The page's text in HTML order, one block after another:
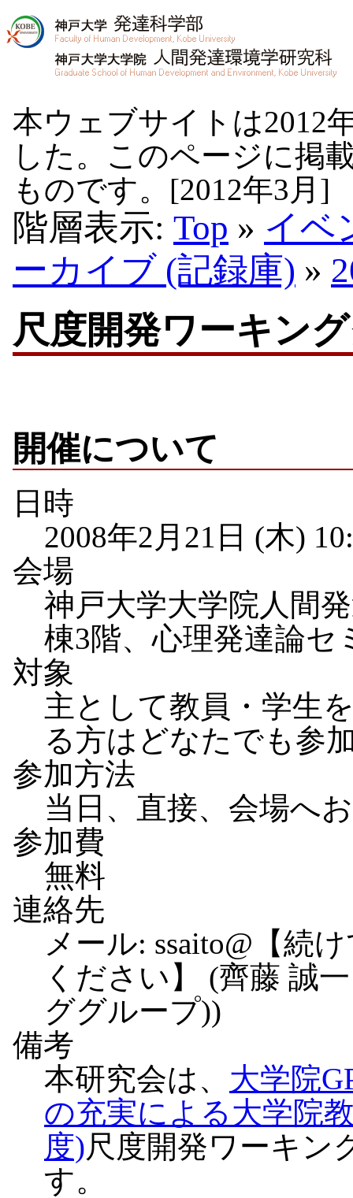
本ウェブサイトは2012
した。このページに掲
ものです。[2012年3月]
階層表示: Top » イベ
ーカイブ (記録庫) »
尺度開発ワーキン
開催について
日時
2008年2月21日 (木)
会場
神戸大学大学院人間
棟3階、心理発達論セ
対象
主として教員・学生
る方はどなたでも参
参加方法
当日、直接、会場へ
参加費
無料
連絡先
メール: ssaito@ 【続
ください】
(齊藤 誠
ググループ))
備考
本研究会は、 大学院
の充実による大学院
度)尺度開発ワーキン
す。